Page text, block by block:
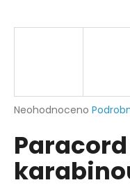
Průměrné
produktu
je
0,0
Neohodnoceno
j
?